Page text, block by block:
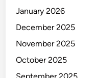
January 2026
December 2025
November 2025
October 2025